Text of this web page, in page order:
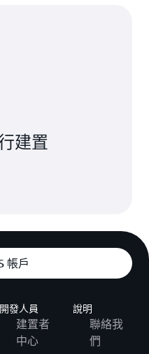
建置
帳戶
開發人員
建置者
中心
說明
聯絡我
們